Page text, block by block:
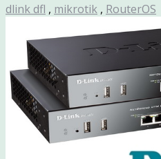
dlink dfl , mikrotik , RouterOS